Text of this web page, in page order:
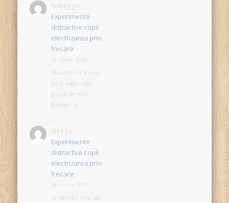
hobby pe
Experimente
distractive copii
electrizarea prin
frecare
30 aprilie 2020
Bucurați-vă atunci
dacă aveți o așa
grupă de mici
Einstein :)...
alex pe
Experimente
distractive copii
electrizarea prin
frecare
28 martie 2019
Ce simplu! Asta știu